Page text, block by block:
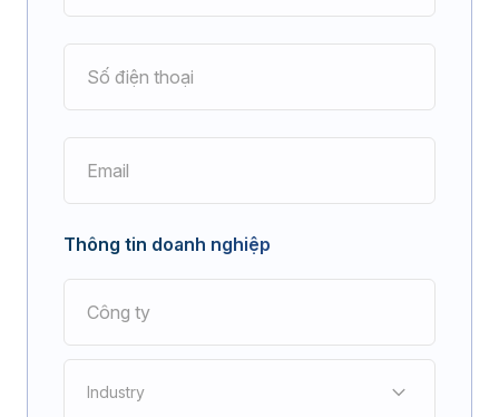
Thông tin doanh nghiệp
Industry